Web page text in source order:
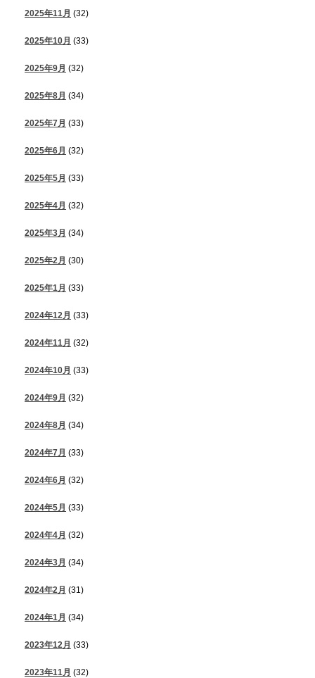
2025年11月 (32)
2025年10月 (33)
2025年9月 (32)
2025年8月 (34)
2025年7月 (33)
2025年6月 (32)
2025年5月 (33)
2025年4月 (32)
2025年3月 (34)
2025年2月 (30)
2025年1月 (33)
2024年12月 (33)
2024年11月 (32)
2024年10月 (33)
2024年9月 (32)
2024年8月 (34)
2024年7月 (33)
2024年6月 (32)
2024年5月 (33)
2024年4月 (32)
2024年3月 (34)
2024年2月 (31)
2024年1月 (34)
2023年12月 (33)
2023年11月 (32)